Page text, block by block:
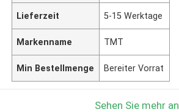
Lieferzeit 5-15 Werktage
Markenname TMT
Min Bestellmenge Bereiter Vorrat
Sehen Sie mehr an